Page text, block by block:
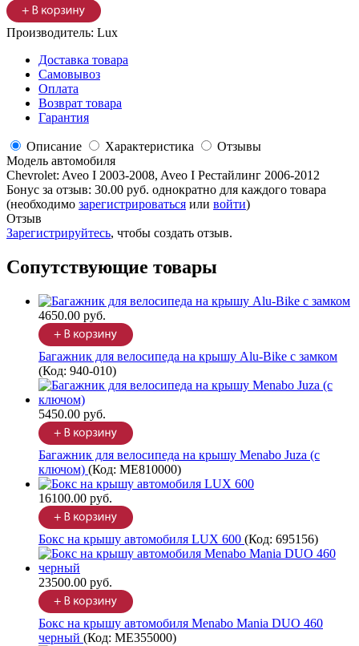
Производитель: Lux
Доставка товара
Самовывоз
Оплата
Возврат товара
Гарантия
Описание Характеристика
Отзывы
Модель автомобиля
Chevrolet: Aveo I 2003-2008, Aveo I Рестайлинг 2006-2012
Бонус за отзыв: 30.00 руб. однократно для каждого товара
(необходимо зарегистрироваться или войти)
Отзыв
Зарегистрируйтесь, чтобы создать отзыв.
Сопутствующие товары
4650.00 руб.
Багажник для велосипеда на крышу Alu-Bike с замком
(Код: 940-010)
5450.00 руб.
Багажник для велосипеда на крышу Menabo Juza (с
ключом) (Код: ME810000)
16100.00 руб.
Бокс на крышу автомобиля LUX 600 (Код: 695156)
23500.00 руб.
Бокс на крышу автомобиля Menabo Mania DUO 460
черный (Код: ME355000)